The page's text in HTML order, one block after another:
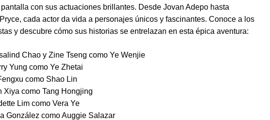
con sus actuaciones brillantes. Desde Jovan Adepo hasta
cada actor da vida a personajes únicos y fascinantes. Conoce a los
y descubre cómo sus historias se entrelazan en esta épica aventura:
Chao y Zine Tseng como Ye Wenjie
Yung como Ye Zhetai
como Shao Lin
Xiya como Tang Hongjing
Lim como Vera Ye
González como Auggie Salazar